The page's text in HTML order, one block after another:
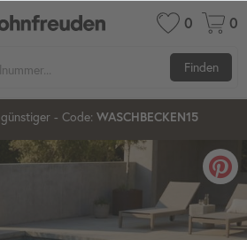
0 0
Finden
2 00 16 30
günstiger - Code: WASCHBECKEN15
20%